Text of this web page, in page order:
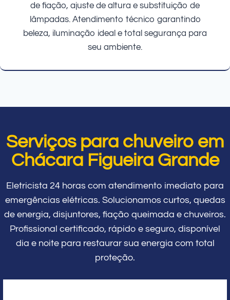
de fiação, ajuste de altura e substituição de
lâmpadas. Atendimento técnico garantindo
beleza, iluminação ideal e total segurança para
seu ambiente.
Serviços para chuveiro em
Chácara Figueira Grande
Eletricista 24 horas com atendimento imediato para
emergências elétricas. Solucionamos curtos, quedas
de energia, disjuntores, fiação queimada e chuveiros.
Profissional certificado, rápido e seguro, disponível
dia e noite para restaurar sua energia com total
proteção.